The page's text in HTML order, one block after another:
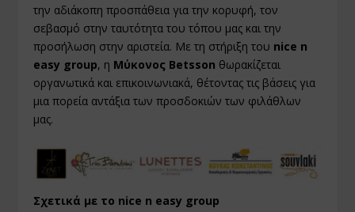
την αδιάκοπη προσπάθεια για την κορυφή, τον
σεβασμό στην ταυτότητα του τόπου μας και την
προσήλωση στην αριστεία. Με τη στήριξη του nice n
easy group, η Μύκονος Betsson θωρακίζεται
οργανωτικά και επικοινωνιακά, θέτοντας τις βάσεις για
μια πορεία αντάξια των προσδοκιών των φιλάθλων
μας.
Σχετικά με το nice n easy group